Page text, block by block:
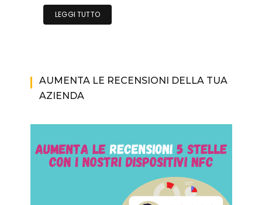
LEGGI TUTTO
AUMENTA LE RECENSIONI DELLA TUA
AZIENDA